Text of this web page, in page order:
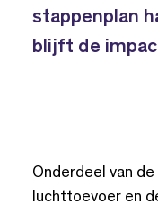
stappenplan
blijft de
Onderdeel van
luchttoevoer en